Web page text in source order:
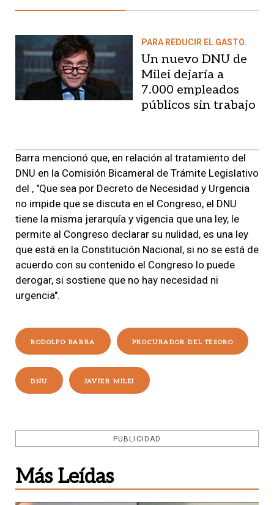
PARA REDUCIR EL GASTO.
Un nuevo DNU de
Milei dejaría a
7.000 empleados
públicos sin trabajo
Barra mencionó que, en relación al tratamiento del
DNU en la Comisión Bicameral de Trámite Legislativo
del , "Que sea por Decreto de Necesidad y Urgencia
no impide que se discuta en el Congreso, el DNU
tiene la misma jerarquía y vigencia que una ley, le
permite al Congreso declarar su nulidad, es una ley
que está en la Constitución Nacional, si no se está de
acuerdo con su contenido el Congreso lo puede
derogar, si sostiene que no hay necesidad ni
urgencia".
RODOLFO BARRA PROCURADOR DEL TESORO
DNU JAVIER MILEI
PUBLICIDAD
Más Leídas